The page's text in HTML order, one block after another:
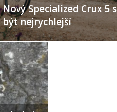
Nový Specialized Crux 5 s
být nejrychlejší